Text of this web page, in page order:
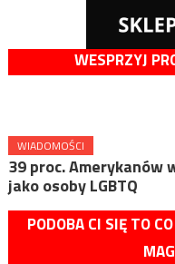
WESPRZYJ
WIADOMOŚCI
39 proc.
jako osoby LGBTQ
PODOBA CI SIĘ TO